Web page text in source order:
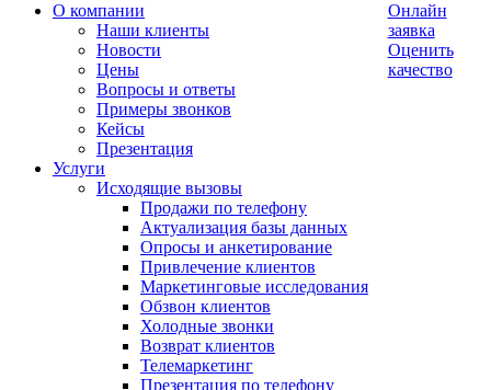
Онлайн
заявка
Оценить
качество
О компании
Наши клиенты
Новости
Цены
Вопросы и ответы
Примеры звонков
Кейсы
Презентация
Услуги
Исходящие вызовы
Продажи по телефону
Актуализация базы данных
Опросы и анкетирование
Привлечение клиентов
Маркетинговые исследования
Обзвон клиентов
Холодные звонки
Возврат клиентов
Телемаркетинг
Презентация по телефону